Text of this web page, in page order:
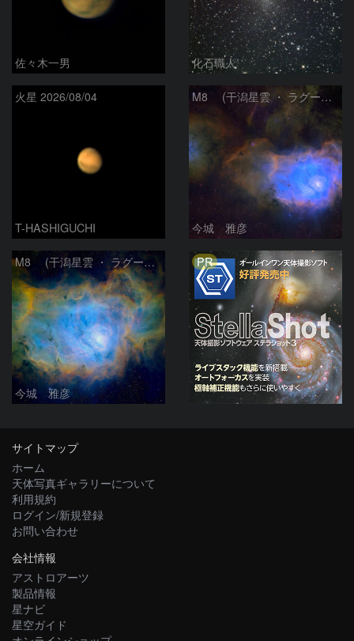
佐々木一男 化石職人
火星 2026/08/04
T-HASHIGUCHI
M8 (干潟星雲 ・ ラグーン（Lagoon）星雲)
今城 雅彦
M8 (干潟星雲 ・ ラグーン（Lagoon）星雲)
今城 雅彦
PR
サイトマップ
ホーム
天体写真ギャラリーについて
利用規約
ログイン/新規登録
お問い合わせ
会社情報
アストロアーツ
製品情報
星ナビ
星空ガイド